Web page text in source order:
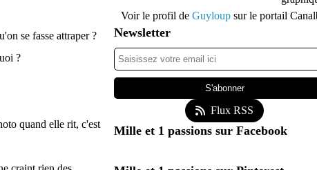
se fasse attraper ?
?
quand elle rit, c'est
Voir le profil de Guyloup sur le portail
Newsletter
Flux RSS
Mille et 1 passions sur Facebook